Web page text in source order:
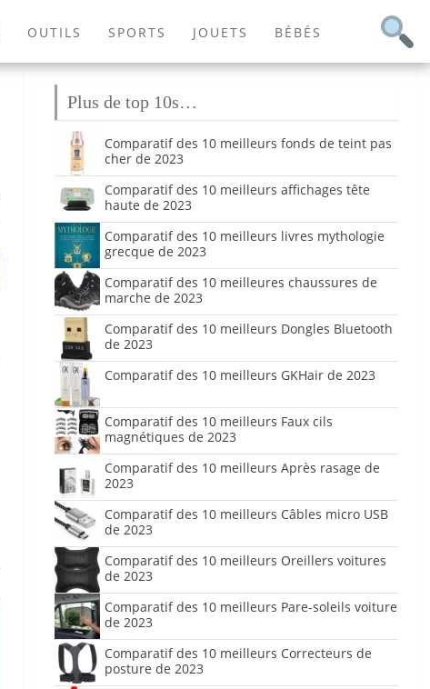
OUTILS SPORTS JOUETS BÉBÉS
Plus de top 10s…
Comparatif des 10 meilleurs fonds de teint pas
cher de 2023
Comparatif des 10 meilleurs affichages tête
haute de 2023
Comparatif des 10 meilleurs livres mythologie
grecque de 2023
Comparatif des 10 meilleures chaussures de
marche de 2023
Comparatif des 10 meilleurs Dongles Bluetooth
de 2023
Comparatif des 10 meilleurs GKHair de 2023
Comparatif des 10 meilleurs Faux cils
magnétiques de 2023
Comparatif des 10 meilleurs Après rasage de
2023
Comparatif des 10 meilleurs Câbles micro USB
de 2023
Comparatif des 10 meilleurs Oreillers voitures
de 2023
Comparatif des 10 meilleurs Pare-soleils voiture
de 2023
Comparatif des 10 meilleurs Correcteurs de
posture de 2023